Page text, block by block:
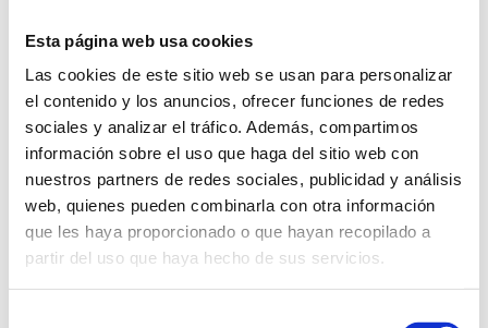
Esta página web usa cookies
Las cookies de este sitio web se usan para personalizar
el contenido y los anuncios, ofrecer funciones de redes
sociales y analizar el tráfico. Además, compartimos
información sobre el uso que haga del sitio web con
nuestros partners de redes sociales, publicidad y análisis
web, quienes pueden combinarla con otra información
que les haya proporcionado o que hayan recopilado a
partir del uso que haya hecho de sus servicios.
Exposiciones